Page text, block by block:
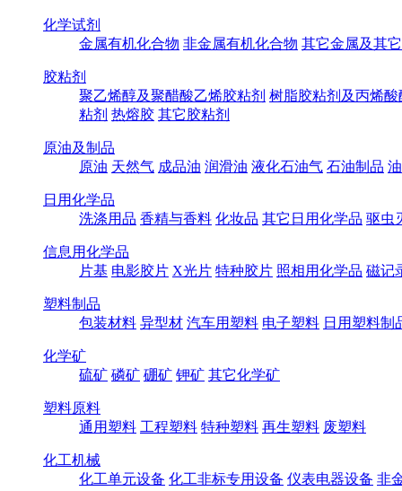
化学试剂
金属有机化合物 非金属有机化合物 其它金属及其
胶粘剂
聚乙烯醇及聚醋酸乙烯胶粘剂 树脂胶粘剂及丙烯酸
粘剂 热熔胶 其它胶粘剂
原油及制品
原油 天然气 成品油 润滑油 液化石油气 石油制品
日用化学品
洗涤用品 香精与香料 化妆品 其它日用化学品 驱虫
信息用化学品
片基 电影胶片 X光片 特种胶片 照相用化学品 磁记
塑料制品
包装材料 异型材 汽车用塑料 电子塑料 日用塑料制
化学矿
硫矿 磷矿 硼矿 钾矿 其它化学矿
塑料原料
通用塑料 工程塑料 特种塑料 再生塑料 废塑料
化工机械
化工单元设备 化工非标专用设备 仪表电器设备 非